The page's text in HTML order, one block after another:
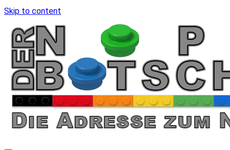
Skip to content